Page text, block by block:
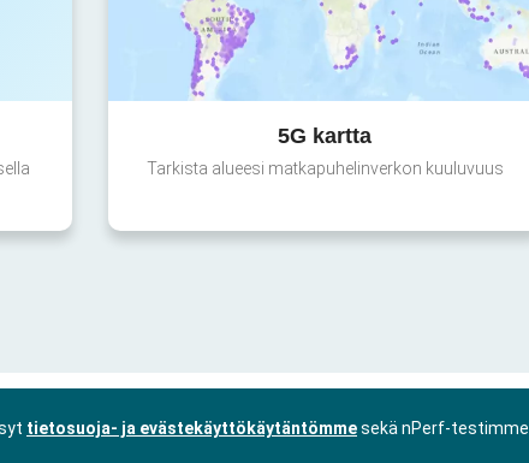
5G kartta
Tarkista alueesi matkapuhelinverkon kuuluvuus
tietosuoja- ja evästekäyttökäytäntömmesekä nPerf-testimme